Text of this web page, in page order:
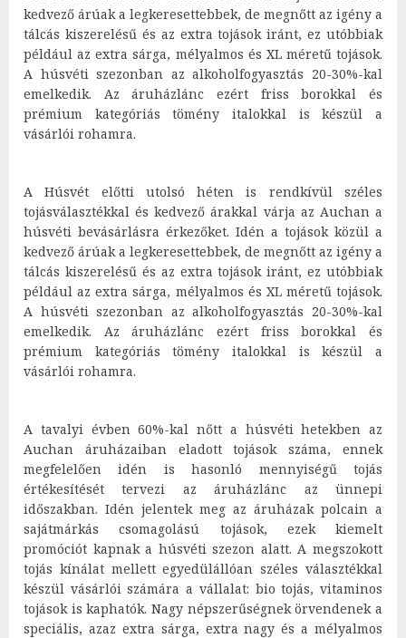
kedvező árúak a legkeresettebbek, de megnőtt az igény a
tálcás kiszerelésű és az extra tojások iránt, ez utóbbiak
például az extra sárga, mélyalmos és XL méretű tojások.
A húsvéti szezonban az alkoholfogyasztás 20-30%-kal
emelkedik. Az áruházlánc ezért friss borokkal és
prémium kategóriás tömény italokkal is készül a
vásárlói rohamra.
A Húsvét előtti utolsó héten is rendkívül széles
tojásválasztékkal és kedvező árakkal várja az Auchan a
húsvéti bevásárlásra érkezőket. Idén a tojások közül a
kedvező árúak a legkeresettebbek, de megnőtt az igény a
tálcás kiszerelésű és az extra tojások iránt, ez utóbbiak
például az extra sárga, mélyalmos és XL méretű tojások.
A húsvéti szezonban az alkoholfogyasztás 20-30%-kal
emelkedik. Az áruházlánc ezért friss borokkal és
prémium kategóriás tömény italokkal is készül a
vásárlói rohamra.
A tavalyi évben 60%-kal nőtt a húsvéti hetekben az
Auchan áruházaiban eladott tojások száma, ennek
megfelelően idén is hasonló mennyiségű tojás
értékesítését tervezi az áruházlánc az ünnepi
időszakban. Idén jelentek meg az áruházak polcain a
sajátmárkás csomagolású tojások, ezek kiemelt
promóciót kapnak a húsvéti szezon alatt. A megszokott
tojás kínálat mellett egyedülállóan széles választékkal
készül vásárlói számára a vállalat: bio tojás, vitaminos
tojások is kaphatók. Nagy népszerűségnek örvendenek a
speciális, azaz extra sárga, extra nagy és a mélyalmos